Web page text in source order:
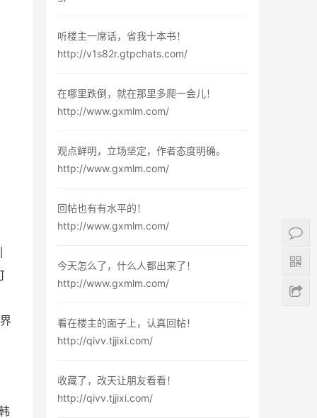
听楼主一席话，省我十本书！
http://v1s82r.gtpchats.com/
在哪里跌倒，就在那里多爬一会儿！
http://www.gxmlm.com/
观点鲜明，立场坚定，作者态度明确。
http://www.gxmlm.com/
回帖也有有水平的！
http://www.gxmlm.com/
今天怎么了，什么人都出来了！
http://www.gxmlm.com/
看在楼主的面子上，认真回帖！
http://qivv.tjjixi.com/
收藏了，改天让朋友看看！
http://qivv.tjjixi.com/